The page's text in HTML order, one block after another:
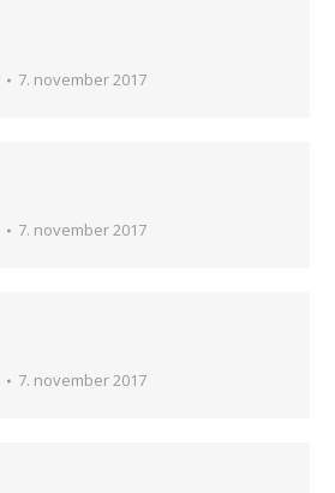
7. november 2017
7. november 2017
7. november 2017